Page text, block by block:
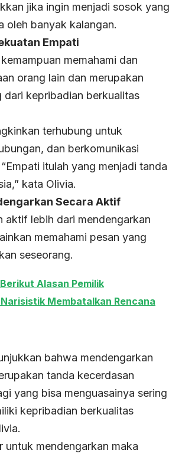
jika ingin menjadi sosok yang
oleh banyak kalangan.
Empati
memahami dan
orang lain dan merupakan
dari kepribadian berkualitas
terhubung untuk
dan berkomunikasi
itulah yang menjadi tanda
kata Olivia.
Secara Aktif
aktif lebih dari mendengarkan
memahami pesan yang
seseorang.
Berikut Alasan Pemilik
Membatalkan Rencana
bahwa mendengarkan
tanda kecerdasan
yang bisa menguasainya sering
kepribadian berkualitas
untuk mendengarkan maka